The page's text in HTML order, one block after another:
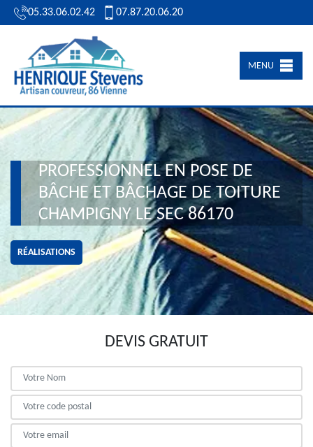
05.33.06.02.42 07.87.20.06.20
MENU
PROFESSIONNEL EN POSE DE
BÂCHE ET BÂCHAGE DE TOITURE
CHAMPIGNY LE SEC 86170
RÉALISATIONS
DEVIS GRATUIT